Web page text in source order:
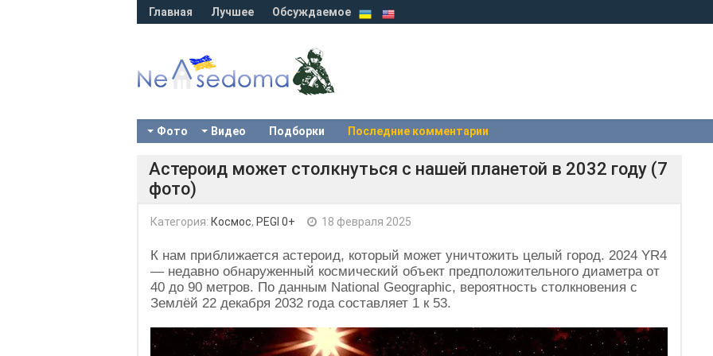
Главная Лучшее Обсуждаемое
Фото Видео Подборки Последние комментарии
Астероид может столкнуться с нашей планетой в 2032 году (7
фото)
Категория: Космос, PEGI 0+ 18 февраля 2025
К нам приближается астероид, который может уничтожить целый город. 2024 YR4
— недавно обнаруженный космический объект предположительного диаметра от
40 до 90 метров. По данным National Geographic, вероятность столкновения с
Землёй 22 декабря 2032 года составляет 1 к 53.